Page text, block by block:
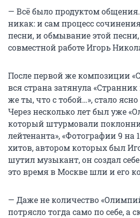
— Всё было продуктом
никак: и сам процесс
песни, и обмывание этой
совместной работе Игорь
После первой же композиции
вся страна затянула «Странник
же ты, что с тобой…», стало
Через несколько лет был уже
который штурмовали
лейтенанта», «Фотографии 9 на
хитов, автором которых был
шутил музыкант, он создал
это время в Москве шли и его
— Даже не количество
потрясло тогда само по себе, а